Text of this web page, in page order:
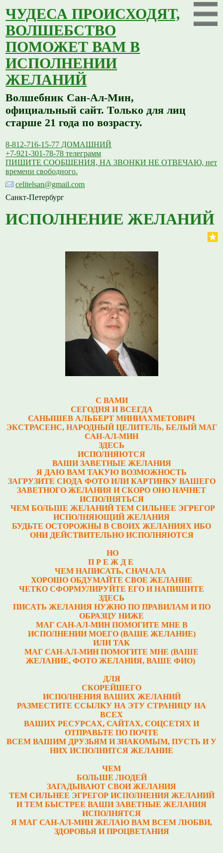
ЧУДЕСА ПРОИСХОДЯТ,
ВОЛШЕБСТВО
ПОМОЖЕТ ВАМ В
ИСПОЛНЕНИИ
ЖЕЛАНИЙ
Волшебник Сан-Ал-Мин,
официальный сайт. Только для лиц
старше 21 года по возрасту.
8-812-716-15-77 ДОМАШНИЙ
+7-921-301-78-78 телеграмм
ПИШИТЕ СООБЩЕНИЯ, НА ЗВОНКИ НЕ ОТВЕЧАЮ, нет
времени свободного.
celitelsan@gmail.com
Санкт-Петербург
ИСПОЛНЕНИЕ ЖЕЛАНИЙ
С ВАМИ
СЕГОДНЯ И ВСЕГДА
САНЫШЕВ АЛЬБЕРТ МИНИАХМЕТОВИЧ
ЭКСТРАСЕНС, НАРОДНЫЙ ЦЕЛИТЕЛЬ, БЕЛЫЙ МАГ
САН-АЛ-МИН
ЗДЕСЬ
ИСПОЛНЯЮТСЯ
ВАШИ ЗАВЕТНЫЕ ЖЕЛАНИЯ
Я ДАЮ ВАМ ТАКУЮ ВОЗМОЖНОСТЬ
ЗАГРУЗИТЕ СЮДА ФОТО ИЛИ КАРТИНКУ ВАШЕГО
ЗАВЕТНОГО ЖЕЛАНИЯ И СКОРО ОНО НАЧНЕТ
ИСПОЛНЯТЬСЯ
ЧЕМ БОЛЬШЕ ЖЕЛАНИЙ ТЕМ СИЛЬНЕЕ ЭГРЕГОР
ИСПОЛНЯЮЩИЙ ЖЕЛАНИЯ
БУДЬТЕ ОСТОРОЖНЫ В СВОИХ ЖЕЛАНИЯХ ИБО
ОНИ ДЕЙСТВИТЕЛЬНО ИСПОЛНЯЮТСЯ
НО
П Р Е Ж Д Е
ЧЕМ НАПИСАТЬ, СНАЧАЛА
ХОРОШО ОБДУМАЙТЕ СВОЕ ЖЕЛАНИЕ
ЧЕТКО СФОРМУЛИРУЙТЕ ЕГО И НАПИШИТЕ
ЗДЕСЬ
ПИСАТЬ ЖЕЛАНИЯ НУЖНО ПО ПРАВИЛАМ И ПО
ОБРАЗЦУ НИЖЕ
МАГ САН-АЛ-МИН ПОМОГИТЕ МНЕ В
ИСПОЛНЕНИИ МОЕГО (ВАШЕ ЖЕЛАНИЕ)
ИЛИ ТАК
МАГ САН-АЛ-МИН ПОМОГИТЕ МНЕ (ВАШЕ
ЖЕЛАНИЕ, ФОТО ЖЕЛАНИЯ, ВАШЕ ФИО)
ДЛЯ
СКОРЕЙШЕГО
ИСПОЛНЕНИЯ ВАШИХ ЖЕЛАНИЙ
РАЗМЕСТИТЕ ССЫЛКУ НА ЭТУ СТРАНИЦУ НА
ВСЕХ
ВАШИХ РЕСУРСАХ, САЙТАХ, СОЦСЕТЯХ И
ОТПРАВЬТЕ ПО ПОЧТЕ
ВСЕМ ВАШИМ ДРУЗЬЯМ И ЗНАКОМЫМ, ПУСТЬ И У
НИХ ИСПОЛНИТСЯ ЖЕЛАНИЕ
ЧЕМ
БОЛЬШЕ ЛЮДЕЙ
ЗАГАДЫВАЮТ СВОИ ЖЕЛАНИЯ
ТЕМ СИЛЬНЕЕ ЭГРЕГОР ИСПОЛНЕНИЯ ЖЕЛАНИЙ
И ТЕМ БЫСТРЕЕ ВАШИ ЗАВЕТНЫЕ ЖЕЛАНИЯ
ИСПОЛНЯТСЯ
Я МАГ САН-АЛ-МИН ЖЕЛАЮ ВАМ ВСЕМ ЛЮБВИ,
ЗДОРОВЬЯ И ПРОЦВЕТАНИЯ